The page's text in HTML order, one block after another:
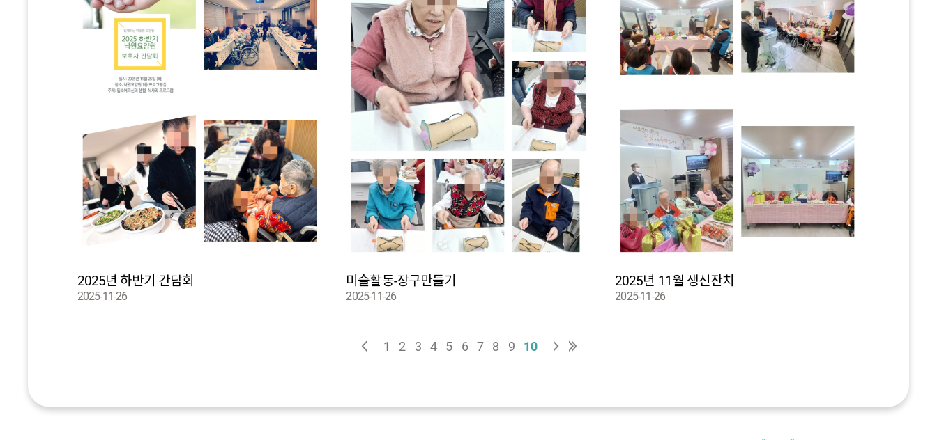
2025년 하반기 간담회
2025-11-26
미술활동-장구만들기
2025-11-26
2025년 11월 생신잔치
2025-11-26
1 2 3 4 5 6 7 8 9 10